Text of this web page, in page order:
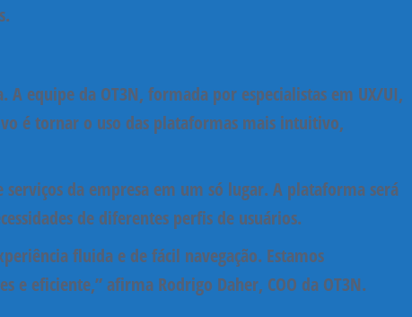
A equipe da OT3N, formada por especialistas em UX/UI,
é tornar o uso das plataformas mais intuitivo,
serviços da empresa em um só lugar. A plataforma será
de diferentes perfis de usuários.
fluida e de fácil navegação. Estamos
e eficiente,”afirma Rodrigo Daher, COO da OT3N.